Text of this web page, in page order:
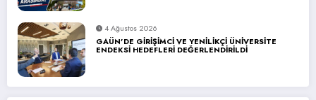
4 Ağustos 2026
GAÜN’DE GİRİŞİMCİ VE YENİLİKÇİ ÜNİVERSİTE
ENDEKSİ HEDEFLERİ DEĞERLENDİRİLDİ